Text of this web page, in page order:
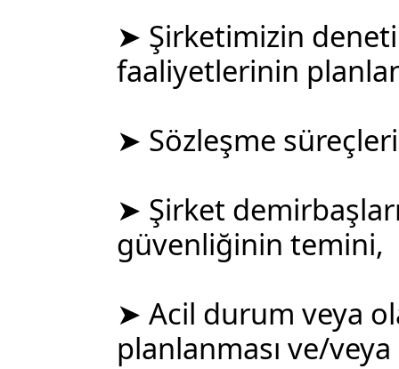
➤ Şirketimizin
faaliyetlerinin
➤ Sözleşme
➤ Şirket
güvenliğinin temini,
➤ Acil durum veya
planlanması ve/veya